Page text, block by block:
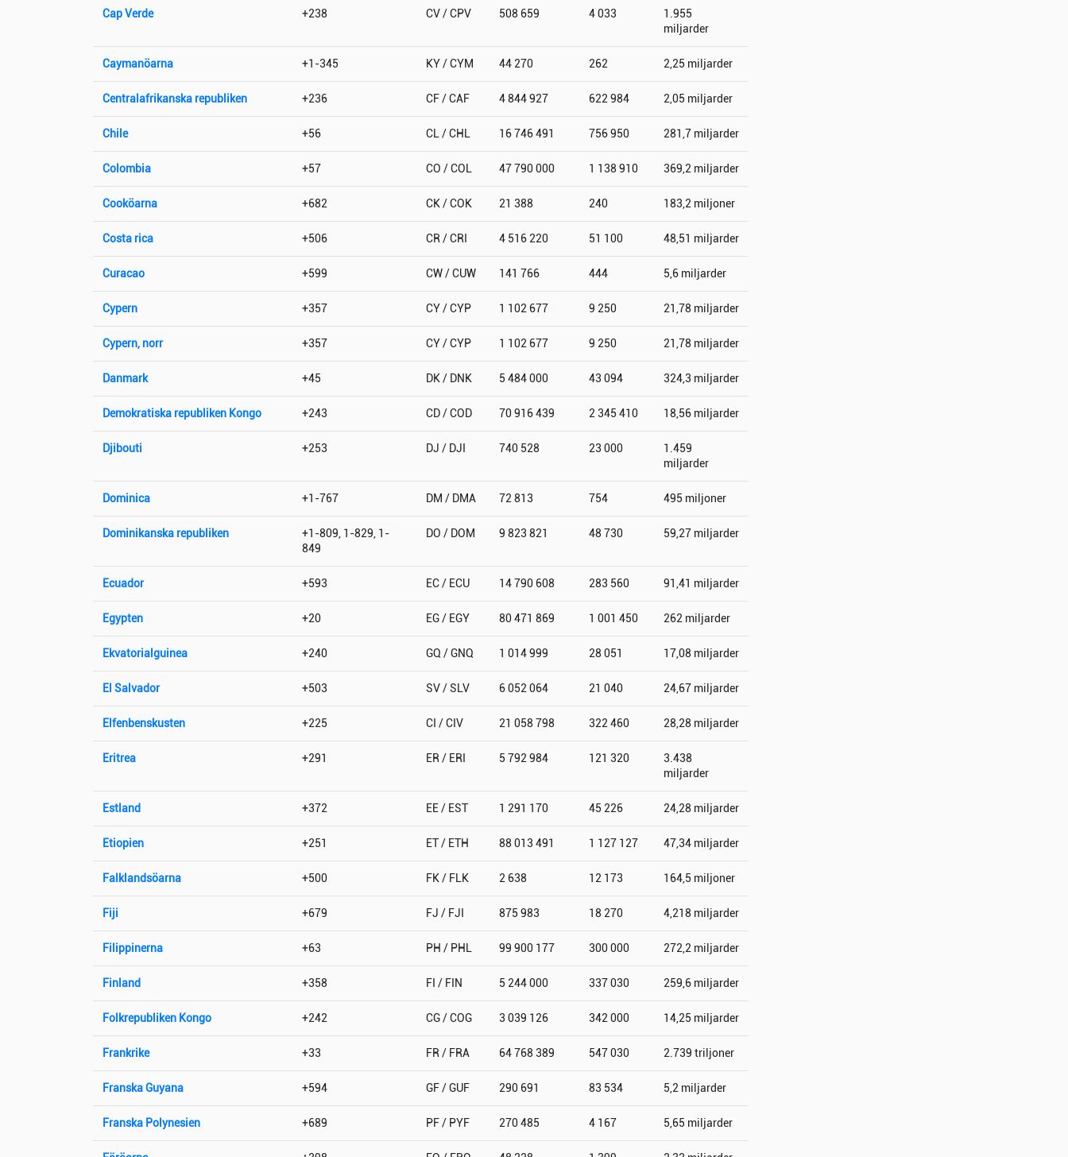
Cap Verde +238 CV / CPV 508 659 4 033
1.955
miljarder
Caymanöarna +1-345 KY / CYM 44 270 262 2,25 miljarder
Centralafrikanska republiken +236 CF / CAF 4 844 927 622 984 2,05 miljarder
Chile +56 CL / CHL 16 746 491 756 950 281,7 miljarder
Colombia +57 CO / COL 47 790 000 1 138 910 369,2 miljarder
Cooköarna +682 CK / COK 21 388 240 183,2 miljoner
Costa rica +506 CR / CRI 4 516 220 51 100 48,51 miljarder
Curacao +599 CW / CUW 141 766 444 5,6 miljarder
Cypern +357 CY / CYP 1 102 677 9 250 21,78 miljarder
Cypern, norr +357 CY / CYP 1 102 677 9 250 21,78 miljarder
Danmark +45 DK / DNK 5 484 000 43 094 324,3 miljarder
Demokratiska republiken Kongo +243 CD / COD 70 916 439 2 345 410 18,56 miljarder
Djibouti +253 DJ / DJI 740 528 23 000
1.459
miljarder
Dominica +1-767 DM / DMA 72 813 754 495 miljoner
Dominikanska republiken
+1-809, 1-829, 1-
849
DO / DOM 9 823 821 48 730 59,27 miljarder
Ecuador +593 EC / ECU 14 790 608 283 560 91,41 miljarder
Egypten +20 EG / EGY 80 471 869 1 001 450 262 miljarder
Ekvatorialguinea +240 GQ / GNQ 1 014 999 28 051 17,08 miljarder
El Salvador +503 SV / SLV 6 052 064 21 040 24,67 miljarder
Elfenbenskusten +225 CI / CIV 21 058 798 322 460 28,28 miljarder
Eritrea +291 ER / ERI 5 792 984 121 320
3.438
miljarder
Estland +372 EE / EST 1 291 170 45 226 24,28 miljarder
Etiopien +251 ET / ETH 88 013 491 1 127 127 47,34 miljarder
Falklandsöarna +500 FK / FLK 2 638 12 173 164,5 miljoner
Fiji +679 FJ / FJI 875 983 18 270 4,218 miljarder
Filippinerna +63 PH / PHL 99 900 177 300 000 272,2 miljarder
Finland +358 FI / FIN 5 244 000 337 030 259,6 miljarder
Folkrepubliken Kongo +242 CG / COG 3 039 126 342 000 14,25 miljarder
Frankrike +33 FR / FRA 64 768 389 547 030 2.739 triljoner
Franska Guyana +594 GF / GUF 290 691 83 534 5,2 miljarder
Franska Polynesien +689 PF / PYF 270 485 4 167 5,65 miljarder